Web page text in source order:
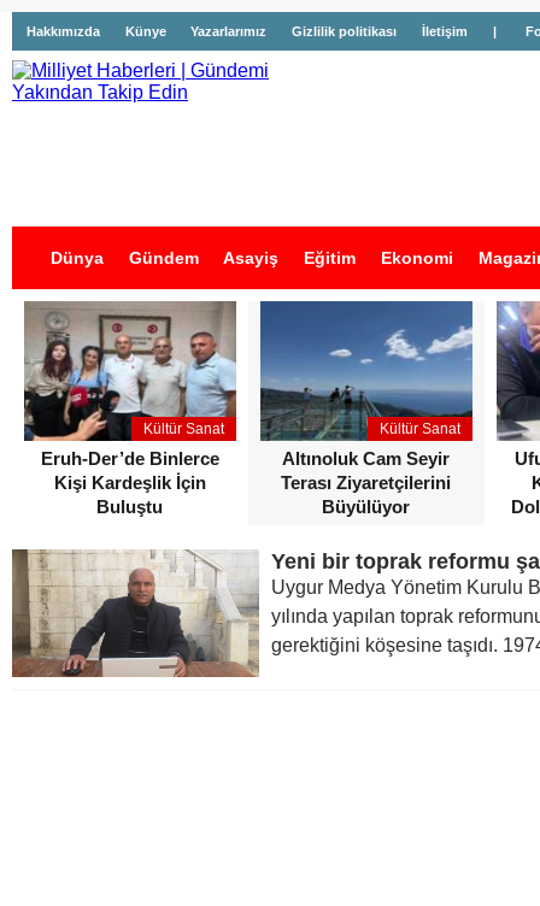
Hakkımızda Künye Yazarlarımız Gizlilik politikası İletişim |
Dünya Gündem Asayiş Eğitim Ekonomi
İş İlanları
Kültür Sanat
Eruh-Der’de Binlerce
Kişi Kardeşlik İçin
Buluştu
Kültür Sanat
Altınoluk Cam Seyir
Terası Ziyaretçilerini
Büyülüyor
Yeni bir toprak reformu
Uygur Medya Yönetim Kurulu
yılında yapılan toprak
gerektiğini köşesine taşıdı.